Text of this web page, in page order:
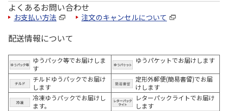
よくあるお問い合わせ
お支払い方法 注文のキャンセルについて
配送情報について
ゆうパック等でお届けしま
す
ゆうパケットでお届けします
チルドゆうパックでお届け
します
定形外郵便(簡易書留)でお届
けします
冷凍ゆうパックでお届けし
ます。
レターパックライトでお届け
します